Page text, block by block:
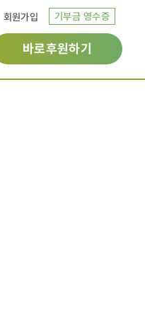
회원가입 기부금 영수증
바로후원하기